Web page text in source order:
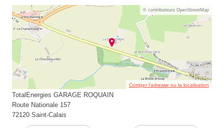
© contributeurs OpenStreetMap
Corriger l’adresse ou la localisation
TotalEnergies GARAGE ROQUAIN
Route Nationale 157
72120 Saint-Calais